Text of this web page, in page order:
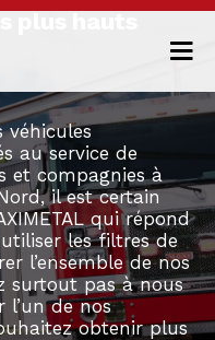
plus hauts
véhicules
au service de
et compagnies à
il est certain
qui répond
les filtres de
l’ensemble de nos
surtout pas à nous
de nos
obtenir plus